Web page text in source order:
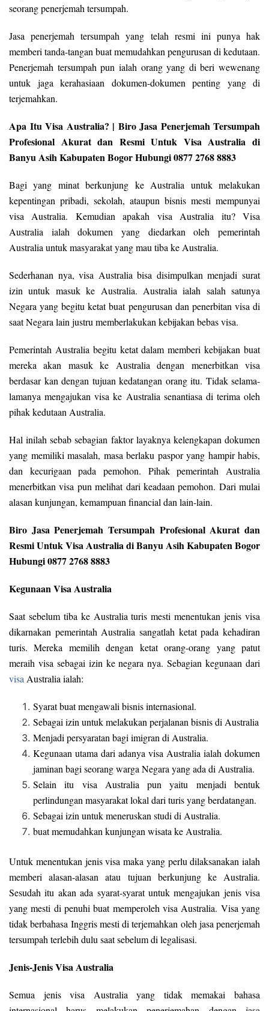
seorang penerjemah tersumpah.
Jasa penerjemah tersumpah yang telah resmi ini punya hak
memberi tanda-tangan buat memudahkan pengurusan di kedutaan.
Penerjemah tersumpah pun ialah orang yang di beri wewenang
untuk jaga kerahasiaan dokumen-dokumen penting yang di
terjemahkan.
Apa Itu Visa Australia? | Biro Jasa Penerjemah Tersumpah
Profesional Akurat dan Resmi Untuk Visa Australia di
Banyu Asih Kabupaten Bogor Hubungi 0877 2768 8883
Bagi yang minat berkunjung ke Australia untuk melakukan
kepentingan pribadi, sekolah, ataupun bisnis mesti mempunyai
visa Australia. Kemudian apakah visa Australia itu? Visa
Australia ialah dokumen yang diedarkan oleh pemerintah
Australia untuk masyarakat yang mau tiba ke Australia.
Sederhanan nya, visa Australia bisa disimpulkan menjadi surat
izin untuk masuk ke Australia. Australia ialah salah satunya
Negara yang begitu ketat buat pengurusan dan penerbitan visa di
saat Negara lain justru memberlakukan kebijakan bebas visa.
Pemerintah Australia begitu ketat dalam memberi kebijakan buat
mereka akan masuk ke Australia dengan menerbitkan visa
berdasar kan dengan tujuan kedatangan orang itu. Tidak selama-
lamanya mengajukan visa ke Australia senantiasa di terima oleh
pihak kedutaan Australia.
Hal inilah sebab sebagian faktor layaknya kelengkapan dokumen
yang memiliki masalah, masa berlaku paspor yang hampir habis,
dan kecurigaan pada pemohon. Pihak pemerintah Australia
menerbitkan visa pun melihat dari keadaan pemohon. Dari mulai
alasan kunjungan, kemampuan financial dan lain-lain.
Biro Jasa Penerjemah Tersumpah Profesional Akurat dan
Resmi Untuk Visa Australia di Banyu Asih Kabupaten Bogor
Hubungi 0877 2768 8883
Kegunaan Visa Australia
Saat sebelum tiba ke Australia turis mesti menentukan jenis visa
dikarnakan pemerintah Australia sangatlah ketat pada kehadiran
turis. Mereka memilih dengan ketat orang-orang yang patut
meraih visa sebagai izin ke negara nya. Sebagian kegunaan dari
visaAustralia ialah:
Syarat buat mengawali bisnis internasional.
Sebagai izin untuk melakukan perjalanan bisnis di Australia
Menjadi persyaratan bagi imigran di Australia.
Kegunaan utama dari adanya visa Australia ialah dokumen
jaminan bagi seorang warga Negara yang ada di Australia.
Selain itu visa Australia pun yaitu menjadi bentuk
perlindungan masyarakat lokal dari turis yang berdatangan.
Sebagai izin untuk meneruskan studi di Australia.
buat memudahkan kunjungan wisata ke Australia.
Untuk menentukan jenis visa maka yang perlu dilaksanakan ialah
memberi alasan-alasan atau tujuan berkunjung ke Australia.
Sesudah itu akan ada syarat-syarat untuk mengajukan jenis visa
yang mesti di penuhi buat memperoleh visa Australia. Visa yang
tidak berbahasa Inggris mesti di terjemahkan oleh jasa penerjemah
tersumpah terlebih dulu saat sebelum di legalisasi.
Jenis-Jenis Visa Australia
Semua jenis visa Australia yang tidak memakai bahasa